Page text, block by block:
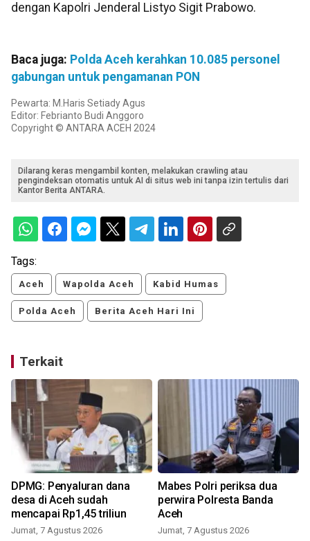
dengan Kapolri Jenderal Listyo Sigit Prabowo.
Baca juga: Polda Aceh kerahkan 10.085 personel
gabungan untuk pengamanan PON
Pewarta: M.Haris Setiady Agus
Editor: Febrianto Budi Anggoro
Copyright © ANTARA ACEH 2024
Dilarang keras mengambil konten, melakukan crawling atau
pengindeksan otomatis untuk AI di situs web ini tanpa izin tertulis dari
Kantor Berita ANTARA.
Tags:
Aceh Wapolda Aceh Kabid Humas
Polda Aceh Berita Aceh Hari Ini
Terkait
DPMG: Penyaluran dana
desa di Aceh sudah
mencapai Rp1,45 triliun
Jumat, 7 Agustus 2026
Mabes Polri periksa dua
perwira Polresta Banda
Aceh
Jumat, 7 Agustus 2026